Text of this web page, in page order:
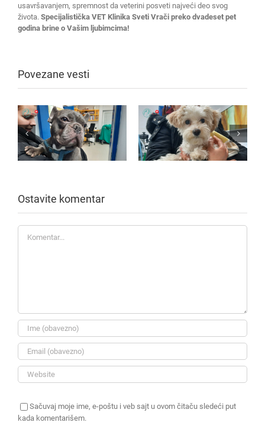
usavršavanjem, spremnost da veterini posveti najveći deo svog
života. Specijalistička VET Klinika Sveti Vrači preko dvadeset pet
godina brine o Vašim ljubimcima!
Povezane vesti
Ostavite komentar
Sačuvaj moje ime, e-poštu i veb sajt u ovom čitaču sledeći put
kada komentarišem.